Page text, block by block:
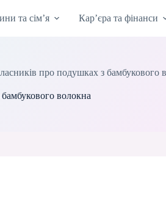
та сім’я Кар’єра та фінанси
про подушках з бамбукового
волокна